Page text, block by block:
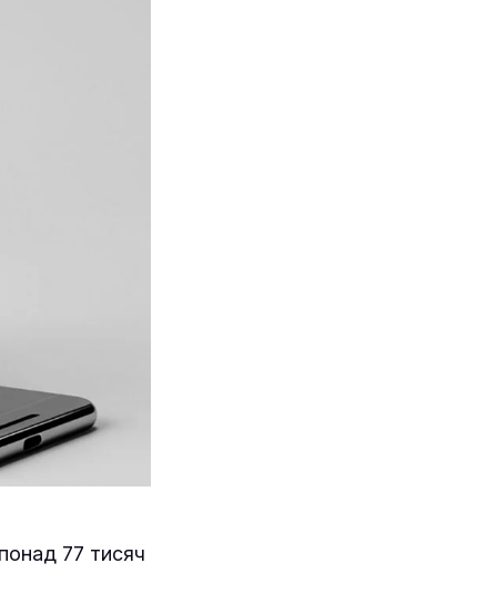
77 тисяч